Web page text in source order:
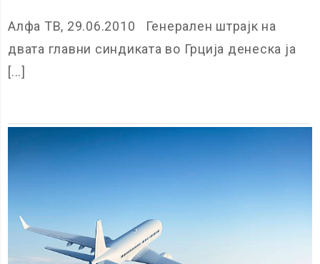
Алфа ТВ, 29.06.2010 Генерален штрајк на
двата главни синдиката во Грција денеска ја
[...]